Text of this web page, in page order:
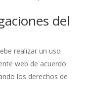
del
realizar un uso
web de acuerdo
los derechos de